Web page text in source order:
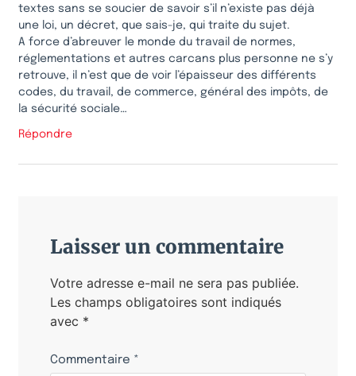
textes sans se soucier de savoir s’il n’existe pas déjà
une loi, un décret, que sais-je, qui traite du sujet.
A force d’abreuver le monde du travail de normes,
réglementations et autres carcans plus personne ne s’y
retrouve, il n’est que de voir l’épaisseur des différents
codes, du travail, de commerce, général des impôts, de
la sécurité sociale…
Répondre
Laisser un commentaire
Votre adresse e-mail ne sera pas publiée.
Les champs obligatoires sont indiqués
avec *
Commentaire *